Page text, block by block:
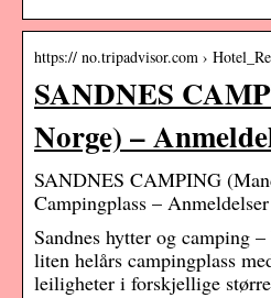
https:// no.tripadvisor.com ›
SANDNES
Norge) –
SANDNES CAMPING
Campingplass –
Sandnes hytter og camping
liten helårs campingplass
leiligheter i forskjellige